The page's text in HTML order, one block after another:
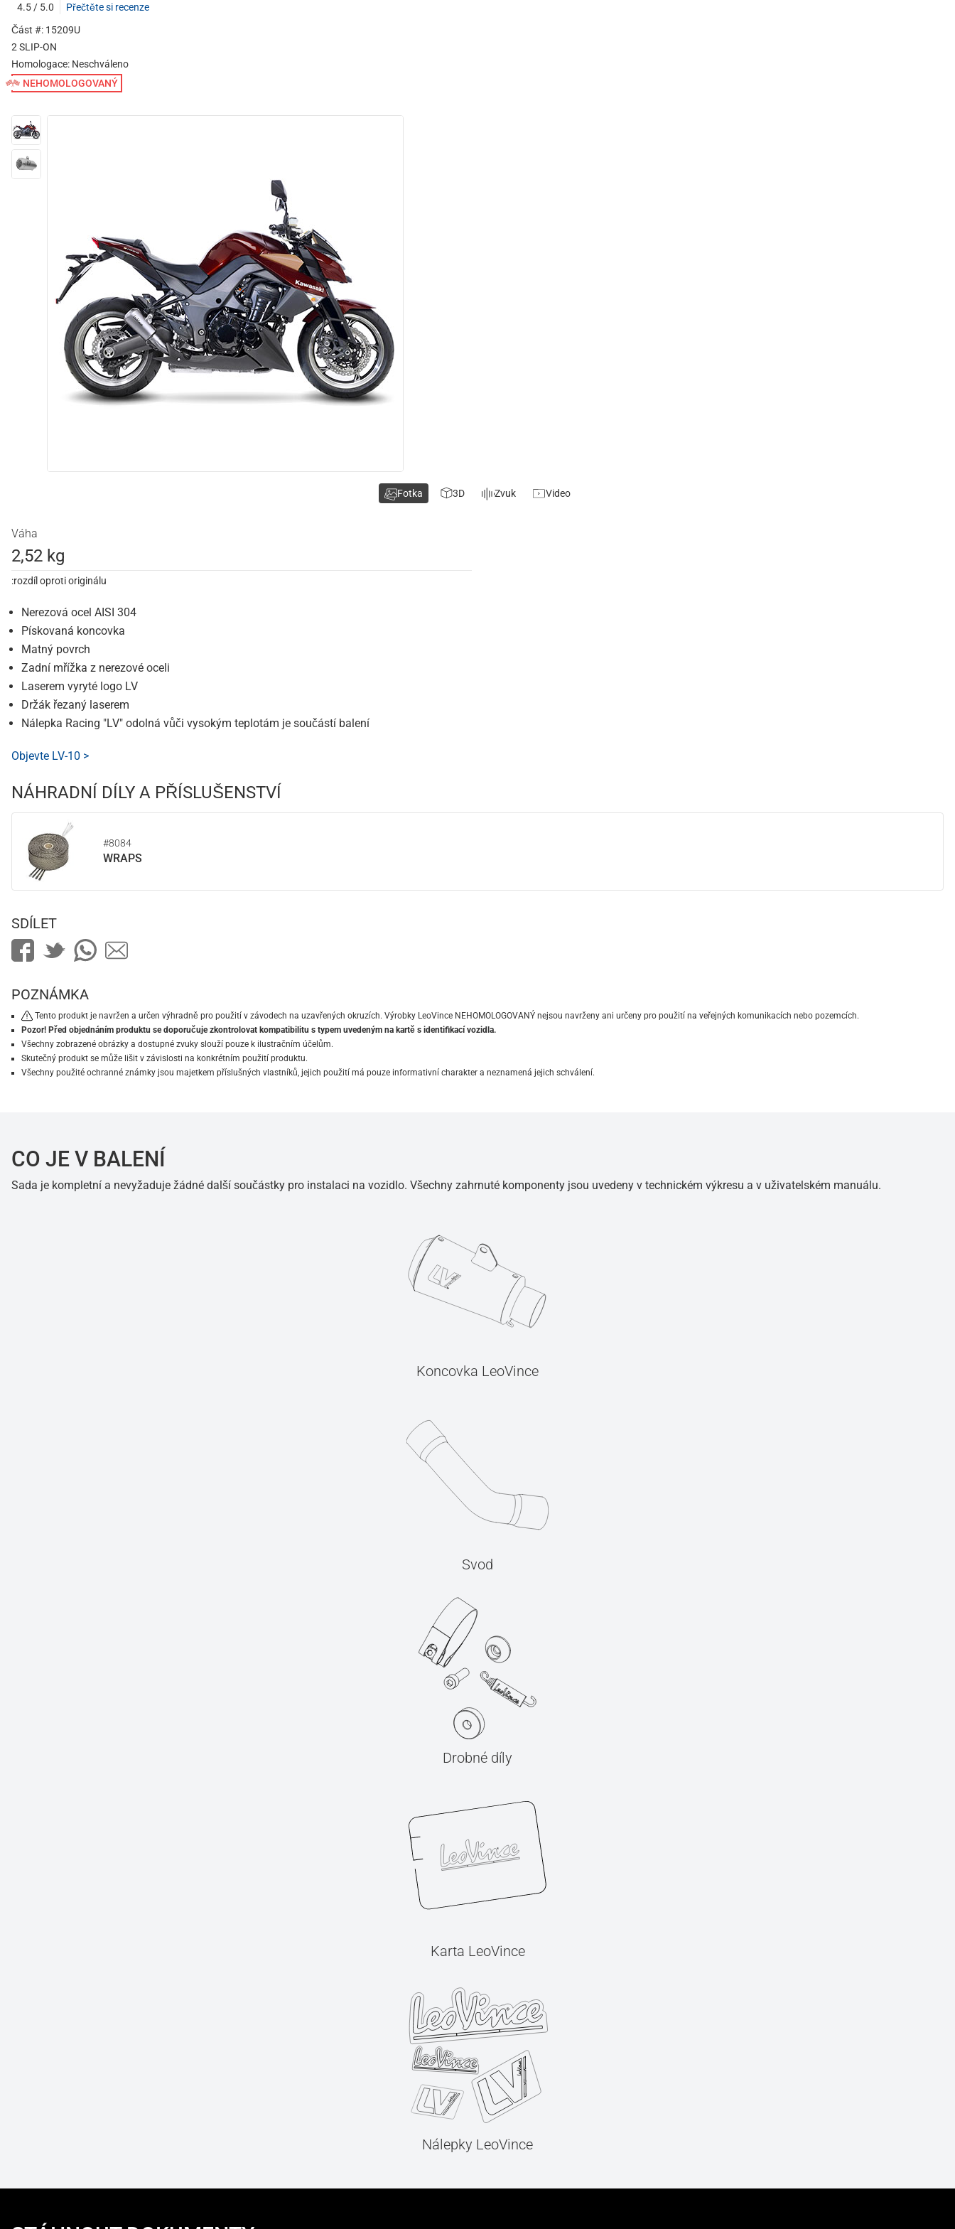
4.5 / 5.0
Přečtěte si recenze
Část #: 15209U
2 SLIP-ON
Homologace: Neschváleno
NEHOMOLOGOVANÝ
Váha
2,52 kg
:rozdíl oproti originálu
Nerezová ocel AISI 304
Pískovaná koncovka
Matný povrch
Zadní mřížka z nerezové oceli
Laserem vyryté logo LV
Držák řezaný laserem
Nálepka Racing "LV" odolná vůči vysokým teplotám je součástí balení
Objevte LV-10 >
NÁHRADNÍ DÍLY A PŘÍSLUŠENSTVÍ
#8084
WRAPS
Fotka 3D Zvuk Video
SDÍLET
POZNÁMKA
Tento produkt je navržen a určen výhradně pro použití v závodech na uzavřených okruzích. Výrobky LeoVince NEHOMOLOGOVANÝ nejsou navrženy ani určeny pro použití na veřejných komunikacích nebo pozemcích.
Pozor! Před objednáním produktu se doporučuje zkontrolovat kompatibilitu s typem uvedeným na kartě s identifikací vozidla.
Všechny zobrazené obrázky a dostupné zvuky slouží pouze k ilustračním účelům.
Skutečný produkt se může lišit v závislosti na konkrétním použití produktu.
Všechny použité ochranné známky jsou majetkem příslušných vlastníků, jejich použití má pouze informativní charakter a neznamená jejich schválení.
CO JE V BALENÍ
Sada je kompletní a nevyžaduje žádné další součástky pro instalaci na vozidlo. Všechny zahrnuté komponenty jsou uvedeny v technickém výkresu a v uživatelském manuálu.
Koncovka LeoVince
Svod
Drobné díly
Karta LeoVince
Nálepky LeoVince